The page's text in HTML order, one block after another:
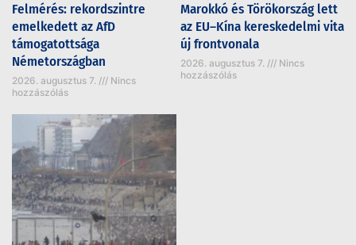
Felmérés: rekordszintre
emelkedett az AfD
támogatottsága
Németországban
2026. augusztus 7.
Nincs
hozzászólás
Marokkó és Törökország lett
az EU–Kína kereskedelmi vita
új frontvonala
2026. augusztus 7.
Nincs
hozzászólás